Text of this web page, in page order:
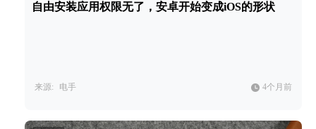
自由安装应用权限无了，安卓开始变成iOS的形状
来源: 电手 4个月前